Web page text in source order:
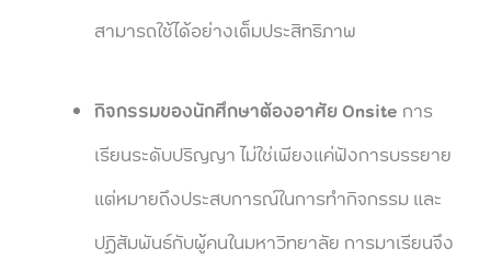
สามารถใช้ได้อย่างเต็มประสิทธิภาพ
กิจกรรมของนักศึกษาต้องอาศัย Onsite การ
เรียนระดับปริญญา ไม่ใช่เพียงแค่ฟังการบรรยาย
แต่หมายถึงประสบการณ์ในการทำกิจกรรม และ
ปฏิสัมพันธ์กับผู้คนในมหาวิทยาลัย การมาเรียนจึง